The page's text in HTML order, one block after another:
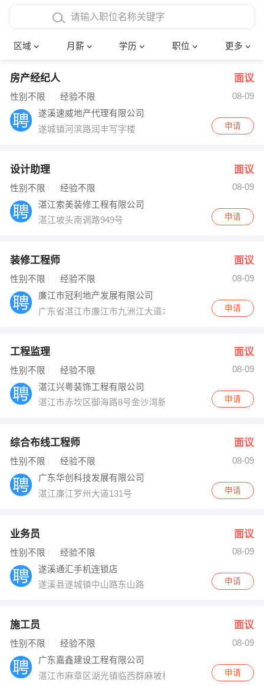
区域 月薪 学历 职位 更多
4000-5000元
8000-12000元
12000-20000元
博士
文员
财务会计
网络IT
快递员
收银员 技术员/工程师
出纳
编辑
跟单
其他职位
确定
房产经纪人 面议
性别不限 经验不限
08-09
遂溪速威地产代理有限公司
遂城镇河滨路润丰写字楼
申请
设计助理 面议
性别不限 经验不限
08-09
湛江索美装修工程有限公司
湛江坡头南调路949号
申请
装修工程师 面议
性别不限 经验不限
08-09
廉江市冠利地产发展有限公司
广东省湛江市廉江市九洲江大道北138号廉江一中旁
申请
工程监理 面议
性别不限 经验不限
08-09
湛江兴粤装饰工程有限公司
湛江市赤坎区御海路8号金沙湾新城御海园3号楼首层5号
申请
综合布线工程师 面议
性别不限 经验不限
08-09
广东华创科技发展有限公司
湛江廉江罗州大道131号
申请
业务员 面议
性别不限 经验不限
08-09
遂溪通汇手机连锁店
遂溪县遂城镇中山路东山路
申请
施工员 面议
性别不限 经验不限
08-09
广东嘉鑫建设工程有限公司
湛江市麻章区湖光镇临西群麻坡村后疏港大道南388号
申请